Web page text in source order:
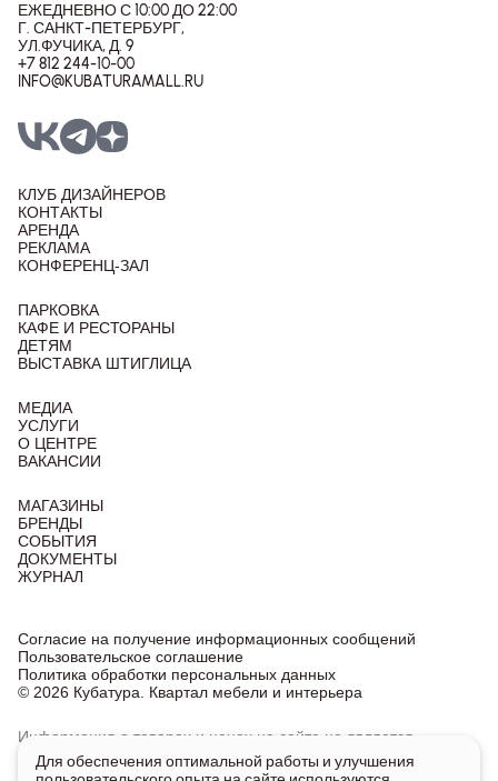
ЕЖЕДНЕВНО С 10:00 ДО 22:00
Г. САНКТ-ПЕТЕРБУРГ,
УЛ.ФУЧИКА, Д. 9
+7 812 244-10-00
INFO@KUBATURAMALL.RU
КЛУБ ДИЗАЙНЕРОВ
КОНТАКТЫ
АРЕНДА
РЕКЛАМА
КОНФЕРЕНЦ-ЗАЛ
ПАРКОВКА
КАФЕ И РЕСТОРАНЫ
ДЕТЯМ
ВЫСТАВКА ШТИГЛИЦА
МЕДИА
УСЛУГИ
О ЦЕНТРЕ
ВАКАНСИИ
МАГАЗИНЫ
БРЕНДЫ
СОБЫТИЯ
ДОКУМЕНТЫ
ЖУРНАЛ
© 2026 Кубатура. Квартал мебели и интерьера
Согласие на получение информационных сообщений
Пользовательское соглашение
Политика обработки персональных данных
Информация о товарах и ценах на сайте не является
публичной офертой, носит исключительно информационный
характер.
Для обеспечения оптимальной работы и улучшения